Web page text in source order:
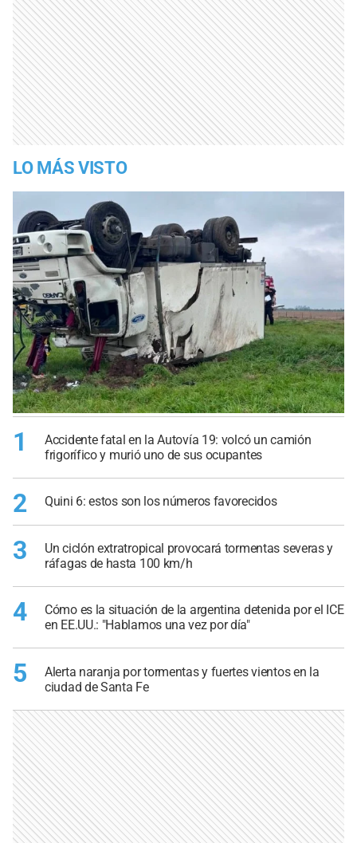
LO MÁS VISTO
1
Accidente fatal en la Autovía 19: volcó un camión
frigorífico y murió uno de sus ocupantes
2 Quini 6: estos son los números favorecidos
3
Un ciclón extratropical provocará tormentas severas y
ráfagas de hasta 100 km/h
4
Cómo es la situación de la argentina detenida por el ICE
en EE.UU.: "Hablamos una vez por día"
5
Alerta naranja por tormentas y fuertes vientos en la
ciudad de Santa Fe